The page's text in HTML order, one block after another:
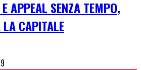
APPEAL SENZA TEMPO,
CAPITALE